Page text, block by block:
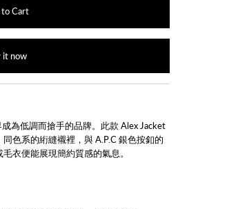
it now
為低調而搶手的品牌。此款 Alex Jacket
同色系的絎縫襯裡，與 A.P.C 銀色按釦的
衣便能展現簡約質感的氣息。